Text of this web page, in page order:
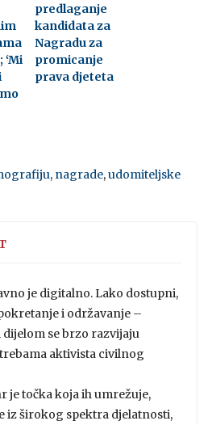
predlaganje
kandidata za
Nagradu za
promicanje
prava djeteta
, nagrade,udomiteljske
je digitalno. Lako dostupni,
i održavanje –
se brzo razvijaju
aktivista civilnog
je točka koja ih umrežuje,
iz širokog spektra djelatnosti,